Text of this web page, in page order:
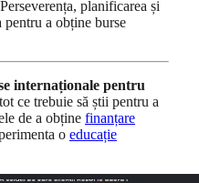
planificarea și
pentru a obține burse
internaționale pentru
ce trebuie să știi pentru a
de a obține finanțare
o educație